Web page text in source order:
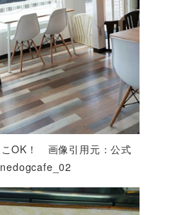
こOK！ 画像引用元：公式